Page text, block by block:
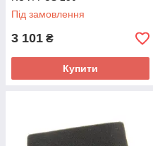
Під замовлення
3 101 ₴
Купити